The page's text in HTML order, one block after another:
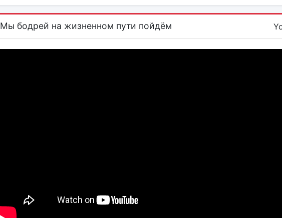
Мы бодрей на жизненном пути пойдём